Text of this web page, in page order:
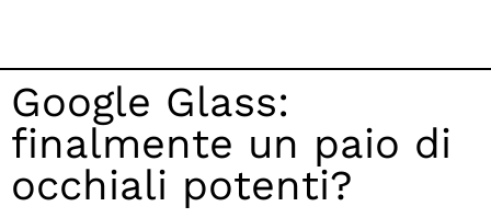
Google Glass:
finalmente un paio di
occhiali potenti?